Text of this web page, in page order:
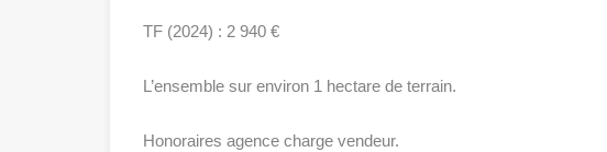
TF (2024) : 2 940 €
L’ensemble sur environ 1 hectare de terrain.
Honoraires agence charge vendeur.